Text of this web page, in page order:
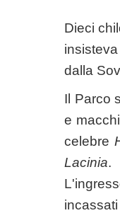
Dieci
dalla
Il Parco
e
celebre
Lacinia.